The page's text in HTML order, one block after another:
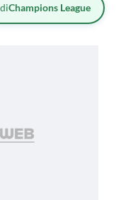
Champions League